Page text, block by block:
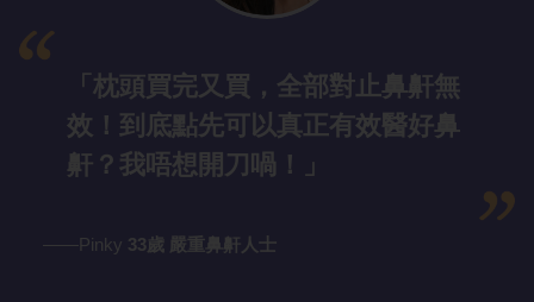
「枕頭買完又買，全部對止鼻鼾無
效！到底點先可以真正有效醫好鼻
鼾？我唔想開刀喎！」
——Pinky 33歲 嚴重鼻鼾人士